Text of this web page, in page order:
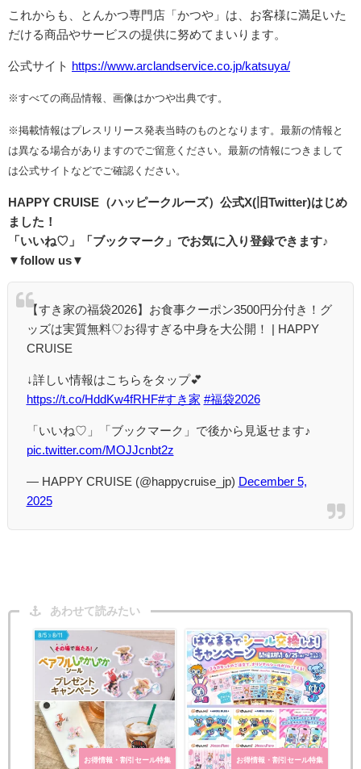
これからも、とんかつ専⾨店「かつや」は、お客様に満⾜いた
だける商品やサービスの提供に努めてまいります。
公式サイト https://www.arclandservice.co.jp/katsuya/
※すべての商品情報、画像はかつや出典です。
※掲載情報はプレスリリース発表当時のものとなります。最新の情報と
は異なる場合がありますのでご留意ください。最新の情報につきまして
は公式サイトなどでご確認ください。
HAPPY CRUISE（ハッピークルーズ） 公式X( 旧Twitter)はじめ
ました！
「いいね♡」「ブックマーク」でお気に入り登録できます♪
▼follow us▼
【すき家の福袋2026】お食事クーポン3500円分付き！グ
ッズは実質無料♡お得すぎる中身を大公開！ | HAPPY
CRUISE
↓詳しい情報はこちらをタップ💕
https://t.co/HddKw4fRHF#すき家 #福袋2026
「いいね♡」「ブックマーク」で後から見返せます♪
pic.twitter.com/MOJJcnbt2z
— HAPPY CRUISE (@happycruise_jp) December 5,
2025
あわせて読みたい
お得情報・割引セール特集 お得情報・割引セール特集